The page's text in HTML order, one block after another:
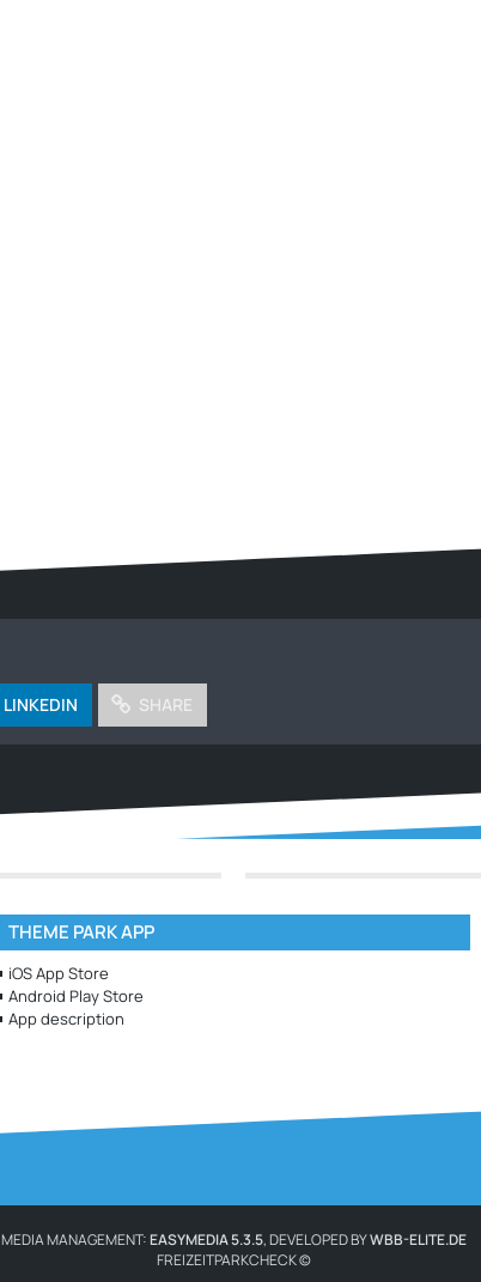
LINKEDIN SHARE
THEME PARK APP
iOS App Store
Android Play Store
App description
MEDIA MANAGEMENT:EASYMEDIA 5.3.5, DEVELOPED BYWBB-ELITE.DE
FREIZEITPARKCHECK ©